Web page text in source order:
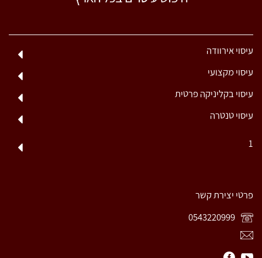
עיסוי אירוודה
עיסוי מקצועי
עיסוי בקליניקה פרטית
עיסוי טנטרה
1
פרטי יצירת קשר